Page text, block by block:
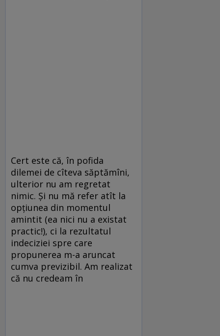
Cert este că, în pofida
dilemei de cîteva săptămîni,
ulterior nu am regretat
nimic. Şi nu mă refer atît la
opţiunea din momentul
amintit (ea nici nu a existat
practic!), ci la rezultatul
indeciziei spre care
propunerea m-a aruncat
cumva previzibil. Am realizat
că nu credeam în